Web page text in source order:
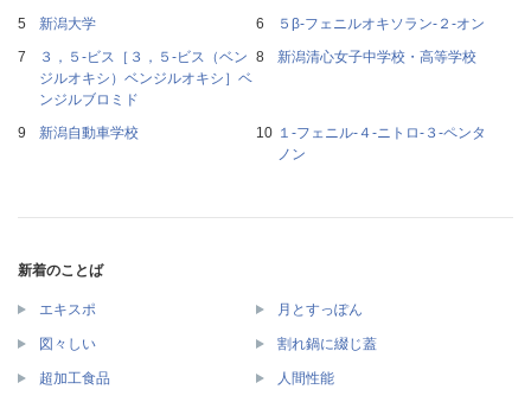
新潟大学
５β‐フェニルオキソラン‐２‐オン
３，５‐ビス［３，５‐ビス（ベン
ジルオキシ）ベンジルオキシ］ベ
ンジルブロミド
新潟清心女子中学校・高等学校
新潟自動車学校
１‐フェニル‐４‐ニトロ‐３‐ペンタ
ノン
新着のことば
エキスポ 月とすっぽん
図々しい 割れ鍋に綴じ蓋
超加工食品 人間性能